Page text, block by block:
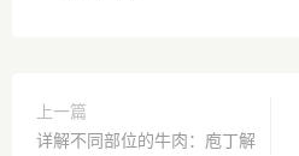
上一篇
详解不同部位的牛肉：庖丁解